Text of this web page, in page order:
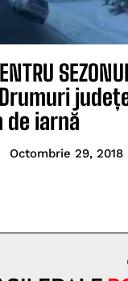
de iarnă
Octombrie 29, 2018